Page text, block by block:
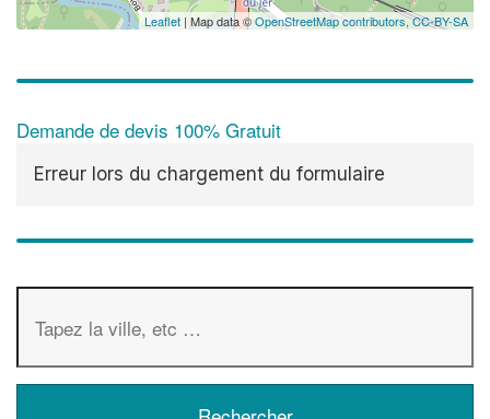
Leaflet | Map data ©OpenStreetMap contributors,CC-BY-SA
Demande de devis 100% Gratuit
Erreur lors du chargement du formulaire